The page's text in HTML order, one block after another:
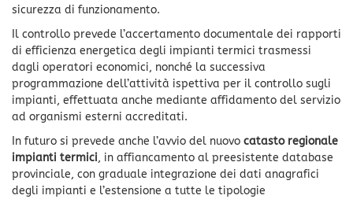
sicurezza di funzionamento.
Il controllo prevede l’accertamento documentale dei rapporti
di efficienza energetica degli impianti termici trasmessi
dagli operatori economici, nonché la successiva
programmazione dell’attività ispettiva per il controllo sugli
impianti, effettuata anche mediante affidamento del servizio
ad organismi esterni accreditati.
In futuro si prevede anche l’avvio del nuovo catasto regionale
impianti termici, in affiancamento al preesistente database
provinciale, con graduale integrazione dei dati anagrafici
degli impianti e l’estensione a tutte le tipologie